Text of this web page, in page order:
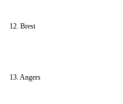
12. Brest
13. Angers